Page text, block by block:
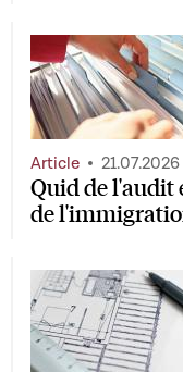
Quid de l'audit
de
Article 21.07.2026